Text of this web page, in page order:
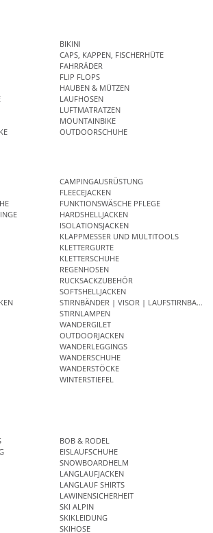
BIKINI
CAPS, KAPPEN, FISCHERHÜTE
FAHRRÄDER
FLIP FLOPS
HAUBEN & MÜTZEN
LAUFHOSEN
LUFTMATRATZEN
MOUNTAINBIKE
OUTDOORSCHUHE
CAMPINGAUSRÜSTUNG
FLEECEJACKEN
FUNKTIONSWÄSCHE PFLEGE
HARDSHELLJACKEN
ISOLATIONSJACKEN
KLAPPMESSER UND MULTITOOLS
KLETTERGURTE
KLETTERSCHUHE
REGENHOSEN
RUCKSACKZUBEHÖR
SOFTSHELLJACKEN
STIRNBÄNDER | VISOR | LAUFSTIRNBAND
STIRNLAMPEN
WANDERGILET
OUTDOORJACKEN
WANDERLEGGINGS
WANDERSCHUHE
WANDERSTÖCKE
WINTERSTIEFEL
BOB & RODEL
EISLAUFSCHUHE
SNOWBOARDHELM
LANGLAUFJACKEN
LANGLAUF SHIRTS
LAWINENSICHERHEIT
SKI ALPIN
SKIKLEIDUNG
SKIHOSE